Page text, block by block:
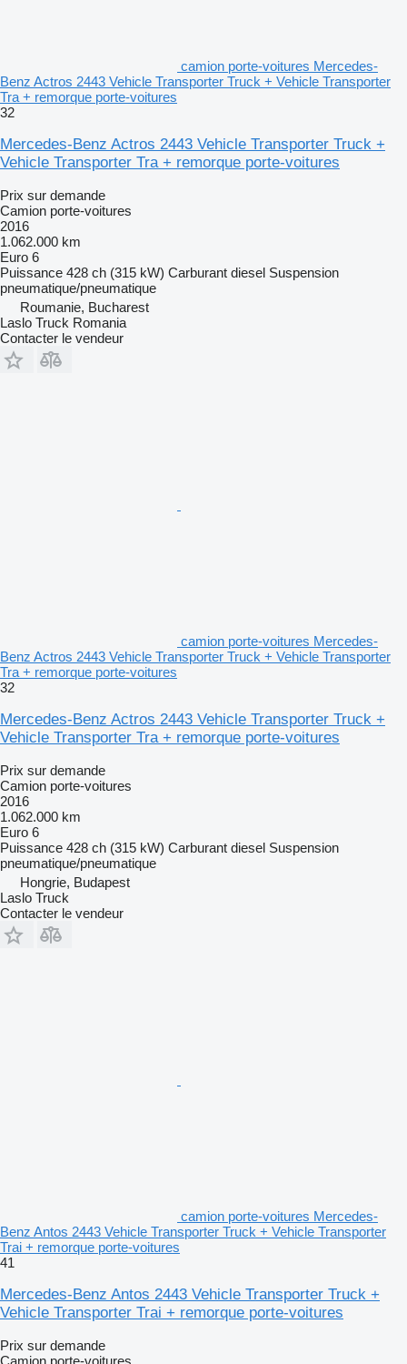
camion porte-voitures Mercedes-
Benz Actros 2443 Vehicle Transporter Truck + Vehicle Transporter
Tra + remorque porte-voitures
32
Mercedes-Benz Actros 2443 Vehicle Transporter Truck +
Vehicle Transporter Tra + remorque porte-voitures
Prix sur demande
Camion porte-voitures
2016
1.062.000 km
Euro 6
Puissance 428 ch (315 kW) Carburant diesel Suspension
pneumatique/pneumatique
Roumanie, Bucharest
Laslo Truck Romania
Contacter le vendeur
camion porte-voitures Mercedes-
Benz Actros 2443 Vehicle Transporter Truck + Vehicle Transporter
Tra + remorque porte-voitures
32
Mercedes-Benz Actros 2443 Vehicle Transporter Truck +
Vehicle Transporter Tra + remorque porte-voitures
Prix sur demande
Camion porte-voitures
2016
1.062.000 km
Euro 6
Puissance 428 ch (315 kW) Carburant diesel Suspension
pneumatique/pneumatique
Hongrie, Budapest
Laslo Truck
Contacter le vendeur
camion porte-voitures Mercedes-
Benz Antos 2443 Vehicle Transporter Truck + Vehicle Transporter
Trai + remorque porte-voitures
41
Mercedes-Benz Antos 2443 Vehicle Transporter Truck +
Vehicle Transporter Trai + remorque porte-voitures
Prix sur demande
Camion porte-voitures